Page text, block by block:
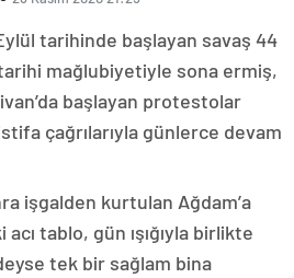
tarihinde başlayan savaş 44
mağlubiyetiyle sona ermiş,
başlayan protestolar
çağrılarıyla günlerce devam
işgalden kurtulan Ağdam’a
tablo, gün ışığıyla birlikte
tek bir sağlam bina